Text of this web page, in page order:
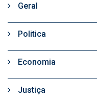
Geral
Politica
Economia
Justiça